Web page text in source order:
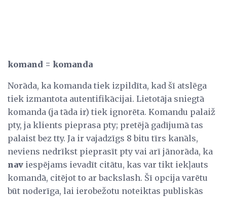
komand = komanda
Norāda, ka komanda tiek izpildīta, kad šī atslēga
tiek izmantota autentifikācijai. Lietotāja sniegtā
komanda (ja tāda ir) tiek ignorēta. Komandu palaiž
pty, ja klients pieprasa pty; pretējā gadījumā tas
palaist bez tty. Ja ir vajadzīgs 8 bitu tīrs kanāls,
neviens nedrīkst pieprasīt pty vai arī jānorāda, ka
nav iespējams ievadīt citātu, kas var tikt iekļauts
komandā, citējot to ar backslash. Šī opcija varētu
būt noderīga, lai ierobežotu noteiktas publiskās